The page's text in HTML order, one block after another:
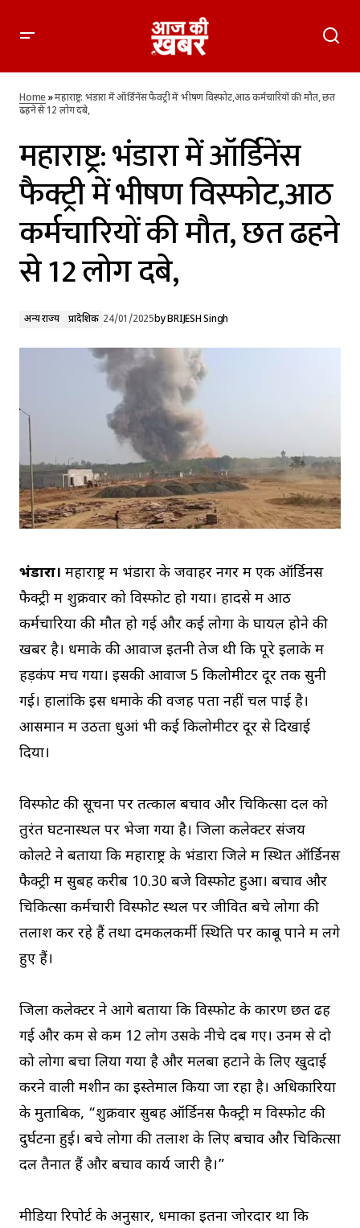
मौत, छत ढहने से 12 लोग दबे,
Home»महाराष्ट्र: भंडारा में ऑर्डिनेंस फैक्ट्री में भीषण विस्फोट,आठ कर्मचारियों की मौत, छत
ढहने से 12 लोग दबे,
महाराष्ट्र: भंडारा में ऑर्डिनेंस
फैक्ट्री में भीषण विस्फोट,आठ
कर्मचारियों की मौत, छत ढहने
से 12 लोग दबे,
अन्य राज्य प्रादेशिक 24/01/2025byBRIJESH Singh
भंडारा। महाराष्ट्र में भंडारा के जवाहर नगर में एक ऑर्डिनेंस
फैक्ट्री में शुक्रवार को विस्फोट हो गया। हादसे में आठ
कर्मचारियों की मौत हो गई और कई लोगों के घायल होने की
खबर है। धमाके की आवाज इतनी तेज थी कि पूरे इलाके में
हड़कंप मच गया। इसकी आवाज 5 किलोमीटर दूर तक सुनी
गई। हालांकि इस धमाके की वजह पता नहीं चल पाई है।
आसमान में उठता धुआं भी कई किलोमीटर दूर से दिखाई
दिया।
विस्फोट की सूचना पर तत्काल बचाव और चिकित्सा दल को
तुरंत घटनास्थल पर भेजा गया है। जिला कलेक्टर संजय
कोलटे ने बताया कि महाराष्ट्र के भंडारा जिले में स्थित ऑर्डिनेंस
फैक्ट्री में सुबह करीब 10.30 बजे विस्फोट हुआ। बचाव और
चिकित्सा कर्मचारी विस्फोट स्थल पर जीवित बचे लोगों की
तलाश कर रहे हैं तथा दमकलकर्मी स्थिति पर काबू पाने में लगे
हुए हैं।
जिला कलेक्टर ने आगे बताया कि विस्फोट के कारण छत ढह
गई और कम से कम 12 लोग उसके नीचे दब गए। उनमें से दो
को लोगों बचा लिया गया है और मलबा हटाने के लिए खुदाई
करने वाली मशीन का इस्तेमाल किया जा रहा है। अधिकारियों
के मुताबिक, “शुक्रवार सुबह ऑर्डिनेंस फैक्ट्री में विस्फोट की
दुर्घटना हुई। बचे लोगों की तलाश के लिए बचाव और चिकित्सा
दल तैनात हैं और बचाव कार्य जारी है।”
मीडिया रिपोर्ट के अनुसार, धमाका इतना जोरदार था कि